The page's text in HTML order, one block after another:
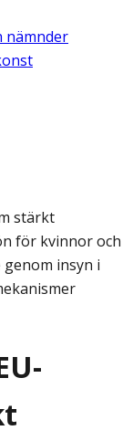
nämnder
stärkt
för kvinnor och
insyn i